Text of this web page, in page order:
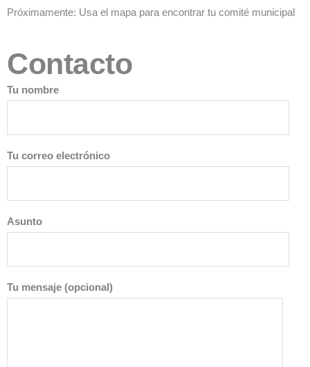
Próximamente: Usa el mapa para encontrar tu comité municipal
Contacto
Tu nombre
Tu correo electrónico
Asunto
Tu mensaje (opcional)